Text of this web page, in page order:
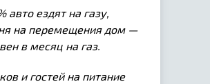
авто ездят на газу,
на перемещения дом —
в месяц на газ.
и гостей на питание